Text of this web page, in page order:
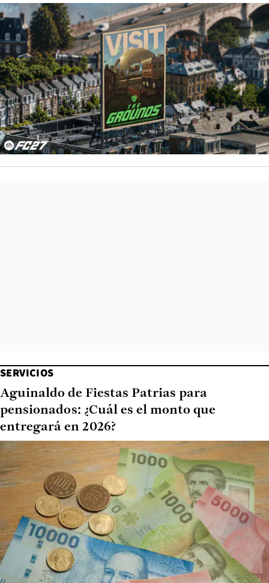
SERVICIOS
Aguinaldo de Fiestas Patrias para
pensionados: ¿Cuál es el monto que
entregará en 2026?